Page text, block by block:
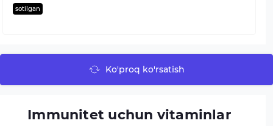
sotilgan
Ko'proq ko'rsatish
Immunitet uchun vitaminlar